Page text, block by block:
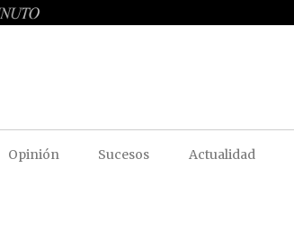
Opinión Sucesos Actualidad